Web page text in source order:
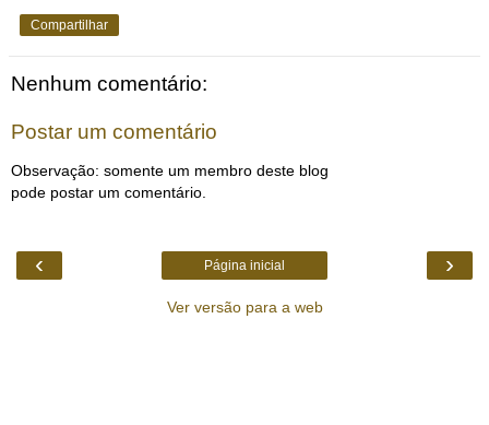
Compartilhar
Nenhum comentário:
Postar um comentário
Observação: somente um membro deste blog
pode postar um comentário.
‹ ›
Página inicial
Ver versão para a web